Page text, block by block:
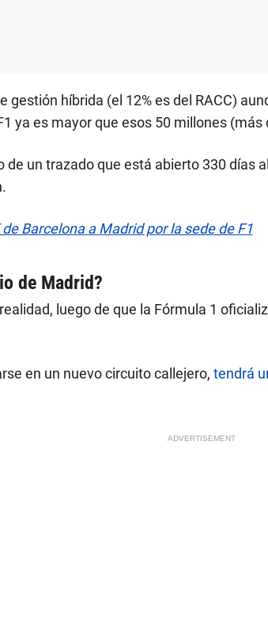
híbrida (el 12% es del RACC)
ya es mayor que esos 50 millones (más
un trazado que está abierto 330 días
de Barcelona a Madrid por la sede de F1
de Madrid?
luego de que la Fórmula 1
en un nuevo circuito callejero, tendrá
ADVERTISEMENT